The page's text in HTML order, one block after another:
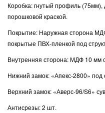
Коробка: гнутый профиль
порошковой краской.
Покрытие: Наружная сторона
покрытые ПВХ-пленкой под
Внутренняя сторона: МДФ 10 мм
Нижний замок: «Апекс-2800» под
Верхний замок: «Аверс-96/S6»
Антисрезы: 2 шт.